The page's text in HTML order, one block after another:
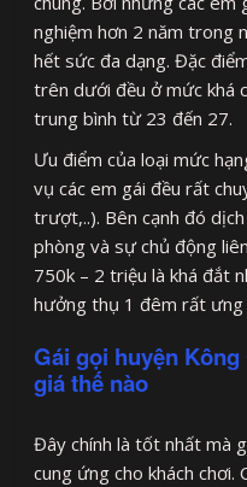
nghiệm hơn 2 năm trong
hết sức đa dạng. Đặc
trên dưới đều ở mức khá
trung bình từ 23 đến 27.
Ưu điểm của loại mức
vụ các em gái đều rất
trượt,..). Bên cạnh đó
phòng và sự chủ động
750k – 2 triệu là khá đắt
hưởng thụ 1 đêm rất ưng
Gái gọi huyện
giá thế nào
Đây chính là tốt nhất mà
cung ứng cho khách chơi.